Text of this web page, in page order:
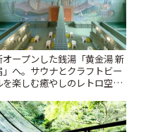
オープンした銭湯「黄金湯 新
」へ。サウナとクラフトビー
を楽しむ癒やしのレトロ空間